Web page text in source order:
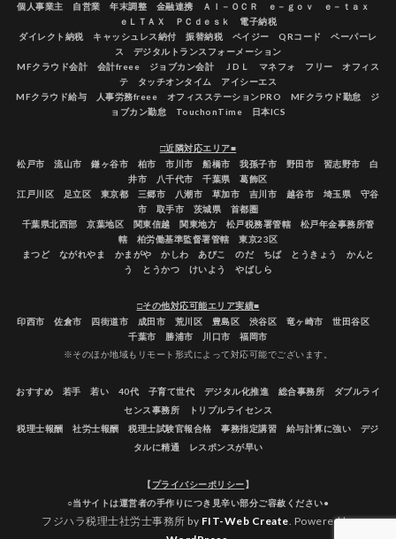
個人事業主 自営業 年末調整 金融連携 ＡＩ－ＯＣＲ ｅ－ｇｏｖ ｅ－ｔａｘ
ｅＬＴＡＸ ＰＣｄｅｓｋ 電子納税
ダイレクト納税 キャッシュレス納付 振替納税 ペイジー QRコード ペーパーレ
ス デジタルトランスフォーメーション
MFクラウド会計 会計freee ジョブカン会計 ＪDＬ マネフォ フリー オフィス
テ タッチオンタイム アイシーエス
MFクラウド給与 人事労務freee オフィスステーションPRO MFクラウド勤怠 ジ
ョブカン勤怠 TouchonTime 日本ICS
□近隣対応エリア■
松戸市 流山市 鎌ヶ谷市 柏市 市川市 船橋市 我孫子市 野田市 習志野市 白
井市 八千代市 千葉県 葛飾区
江戸川区 足立区 東京都 三郷市 八潮市 草加市 吉川市 越谷市 埼玉県 守谷
市 取手市 茨城県 首都圏
千葉県北西部 京葉地区 関東信越 関東地方 松戸税務署管轄 松戸年金事務所管
轄 柏労働基準監督署管轄 東京23区
まつど ながれやま かまがや かしわ あびこ のだ ちば とうきょう かんと
う とうかつ けいよう やばしら
□その他対応可能エリア実績■
印西市 佐倉市 四街道市 成田市 荒川区 豊島区 渋谷区 竜ヶ崎市 世田谷区
千葉市 勝浦市 川口市 福岡市
※そのほか地域もリモート形式によって対応可能でございます。
おすすめ 若手 若い 40代 子育て世代 デジタル化推進 総合事務所 ダブルライ
センス事務所 トリプルライセンス
税理士報酬 社労士報酬 税理士試験官報合格 事務指定講習 給与計算に強い デジ
タルに精通 レスポンスが早い
【 プライバシーポリシー】
○当サイトは運営者の手作りにつき見辛い部分ご容赦ください●
フジハラ税理士社労士事務所 by FIT-Web Create . Powered by